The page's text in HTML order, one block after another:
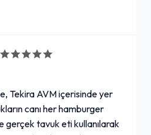
Tekira AVM içerisinde yer
canı her hamburger
gerçek tavuk eti kullanılarak